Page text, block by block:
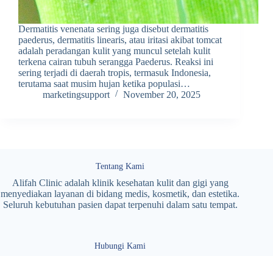
Dermatitis venenata sering juga disebut dermatitis
paederus, dermatitis linearis, atau iritasi akibat tomcat
adalah peradangan kulit yang muncul setelah kulit
terkena cairan tubuh serangga Paederus. Reaksi ini
sering terjadi di daerah tropis, termasuk Indonesia,
terutama saat musim hujan ketika populasi…
marketingsupport
November 20, 2025
Tentang Kami
Alifah Clinic adalah klinik kesehatan kulit dan gigi yang
menyediakan layanan di bidang medis, kosmetik, dan estetika.
Seluruh kebutuhan pasien dapat terpenuhi dalam satu tempat.
Hubungi Kami